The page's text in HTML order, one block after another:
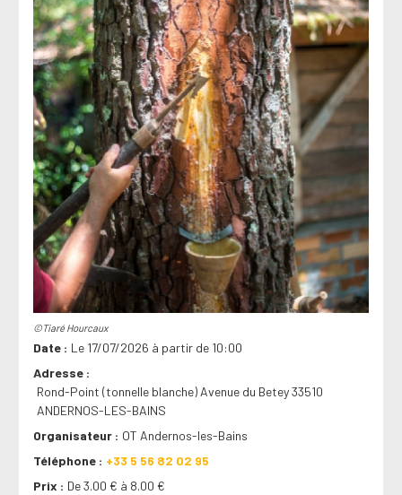
©Tiaré Hourcaux
Date
Le 17/07/2026 à partir de 10:00
Adresse
Rond-Point (tonnelle blanche) Avenue du Betey 33510
ANDERNOS-LES-BAINS
Organisateur
OT Andernos-les-Bains
Téléphone
+33 5 56 82 02 95
Prix
De 3.00 € à 8.00 €